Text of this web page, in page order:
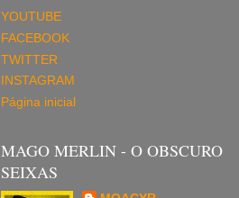
YOUTUBE
FACEBOOK
TWITTER
INSTAGRAM
Página inicial
MAGO MERLIN - O OBSCURO
SEIXAS